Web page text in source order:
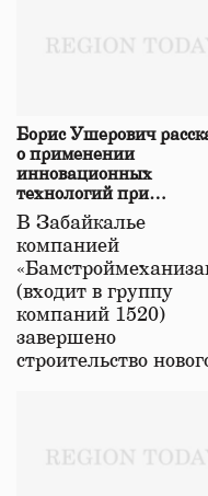
Борис Ушерович
о применении
инновационных
технологий при
строительстве нового
в Забайкалье
В Забайкалье
компанией
(входит в группу
компаний 1520)
завершено
строительство